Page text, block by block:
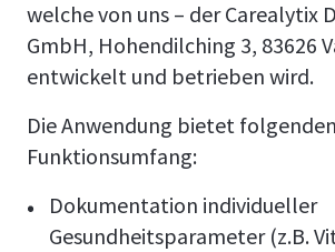
welche von uns – der Carealytix
GmbH, Hohendilching 3, 83626
entwickelt und betrieben wird.
Die Anwendung bietet folgenden
Funktionsumfang:
Dokumentation individueller
Gesundheitsparameter (z.B.